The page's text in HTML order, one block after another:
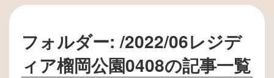
フォルダー:/2022/06レジデ
ィア榴岡公園0408の記事一覧